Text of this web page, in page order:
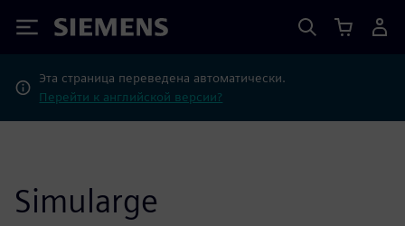
Siemens
Эта страница переведена автоматически.
Перейти к английской версии?
Simularge